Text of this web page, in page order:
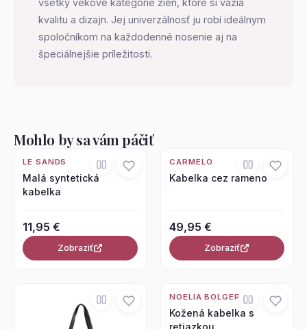
kvalitu a dizajn. Jej univerzálnosť ju robí ideálnym
spoločníkom na každodenné nosenie aj na
špeciálnejšie príležitosti.
Mohlo by sa vám páčiť
LE SANDS
Malá syntetická
kabelka
11,95 €
Zobraziť
CARMELO
Kabelka cez rameno
49,95 €
Zobraziť
NOELIA BOLGER
Kožená kabelka s
retiazkou